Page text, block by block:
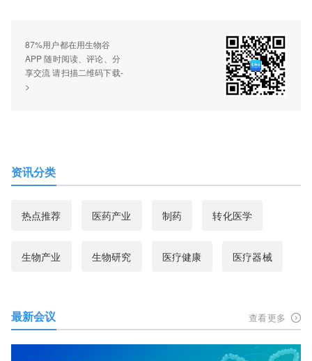
87%用户都在用生物谷
APP 随时阅读、评论、分
享交流 请扫描二维码下载-
>
资讯分类
热点推荐 医药产业 制药 转化医学
生物产业 生物研究 医疗健康 医疗器械
最新会议 查看更多